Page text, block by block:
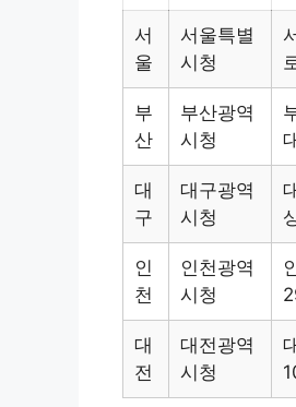
서
울
서울특별
시청
부
산
부산광역
시청
대
구
대구광역
시청
인
천
인천광역
시청
대
전
대전광역
시청